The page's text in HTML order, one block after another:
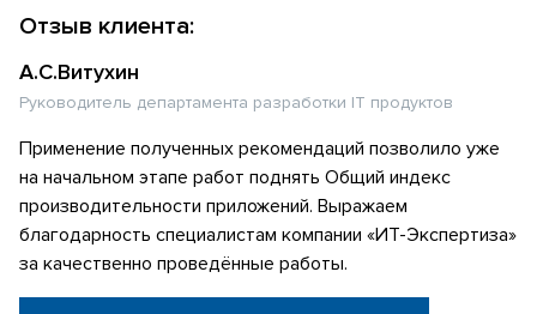
Отзыв клиента:
А.С.Витухин
Руководитель департамента разработки IT продуктов
Применение полученных рекомендаций позволило уже
на начальном этапе работ поднять Общий индекс
производительности приложений. Выражаем
благодарность специалистам компании «ИТ-Экспертиза»
за качественно проведённые работы.